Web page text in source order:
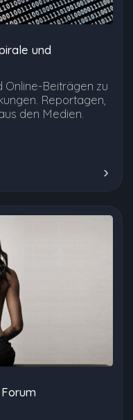
und
Online-Beiträgen zu
Reportagen,
den Medien.